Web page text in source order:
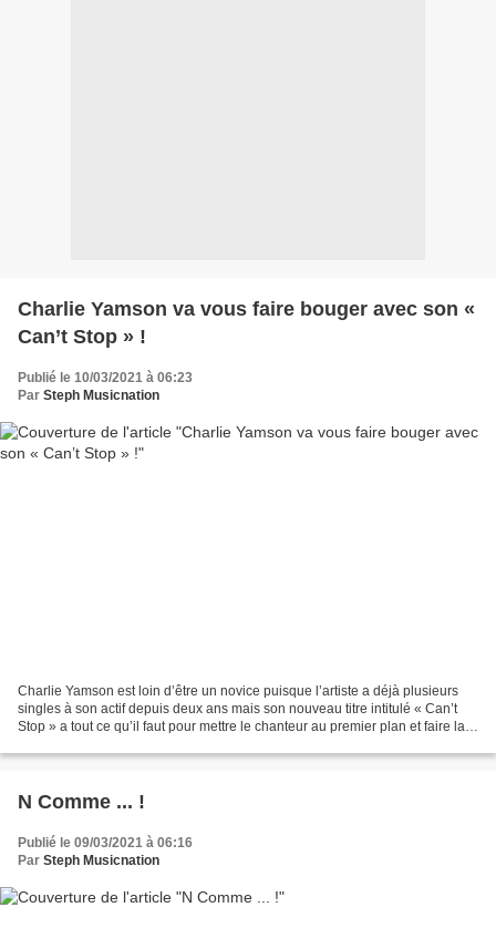
Charlie Yamson va vous faire bouger avec son «
Can’t Stop » !
Publié le 10/03/2021 à 06:23
Par Steph Musicnation
Charlie Yamson est loin d’être un novice puisque l’artiste a déjà plusieurs
singles à son actif depuis deux ans mais son nouveau titre intitulé « Can’t
Stop » a tout ce qu’il faut pour mettre le chanteur au premier plan et faire la
N Comme ... !
Publié le 09/03/2021 à 06:16
Par Steph Musicnation